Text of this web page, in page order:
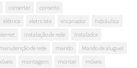
consertar
conserto
elétrica eletricista encanador
hidráulica
instalação de rede
Instalador
de rede marido
Marido de aluguel
montagem montar
móveis